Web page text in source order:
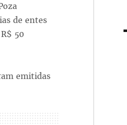
de entes
50
emitidas